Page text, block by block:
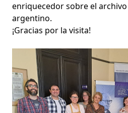
enriquecedor sobre el
argentino.
¡Gracias por la visita!